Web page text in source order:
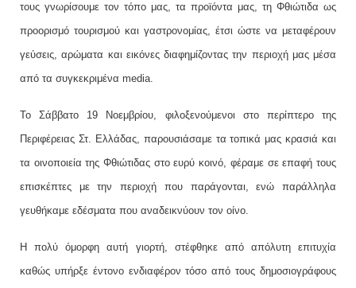
τους γνωρίσουμε τον τόπο μας, τα προϊόντα μας, τη Φθιώτιδα ως
προορισμό τουρισμού και γαστρονομίας, έτσι ώστε να μεταφέρουν
γεύσεις, αρώματα και εικόνες διαφημίζοντας την περιοχή μας μέσα
από τα συγκεκριμένα media.
Το Σάββατο 19 Νοεμβρίου, φιλοξενούμενοι στο περίπτερο της
Περιφέρειας Στ. Ελλάδας, παρουσιάσαμε τα τοπικά μας κρασιά και
τα οινοποιεία της Φθιώτιδας στο ευρύ κοινό, φέραμε σε επαφή τους
επισκέπτες με την περιοχή που παράγονται, ενώ παράλληλα
γευθήκαμε εδέσματα που αναδεικνύουν τον οίνο.
Η πολύ όμορφη αυτή γιορτή, στέφθηκε από απόλυτη επιτυχία
καθώς υπήρξε έντονο ενδιαφέρον τόσο από τους δημοσιογράφους